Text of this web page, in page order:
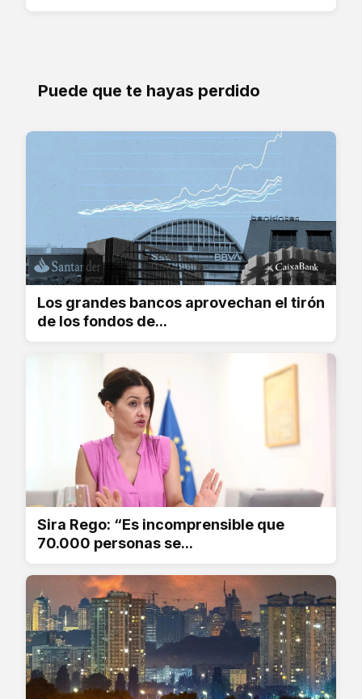
Puede que te hayas perdido
Los grandes bancos aprovechan el tirón
de los fondos de...
Sira Rego: “Es incomprensible que
70.000 personas se...